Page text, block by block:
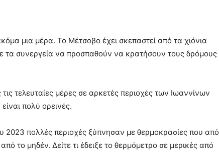
μια μέρα. Το Μέτσοβο έχει σκεπαστεί από τα χιόνια
τα συνεργεία να προσπαθούν να κρατήσουν τους δρόμους
τελευταίες μέρες σε αρκετές περιοχές των Ιωαννίνων
πολύ ορεινές.
2023 πολλές περιοχές ξύπνησαν με θερμοκρασίες που από
το μηδέν. Δείτε τι έδειξε το θερμόμετρο σε μερικές από